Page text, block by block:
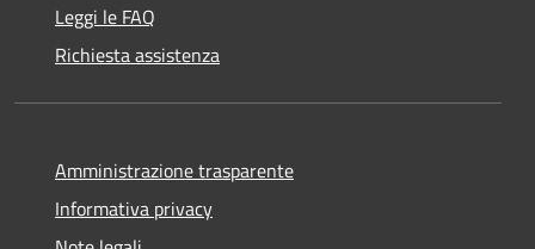
Leggi le FAQ
Richiesta assistenza
Amministrazione trasparente
Informativa privacy